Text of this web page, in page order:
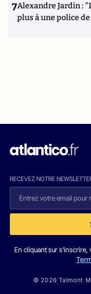
7Alexandre Jardin :
plus à une police
RECEVEZ NOTRE
En cliquant sur s'inscrire,
© 2026 Talmont